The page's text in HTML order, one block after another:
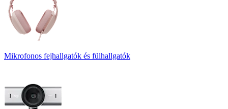
Mikrofonos fejhallgatók és fülhallgatók